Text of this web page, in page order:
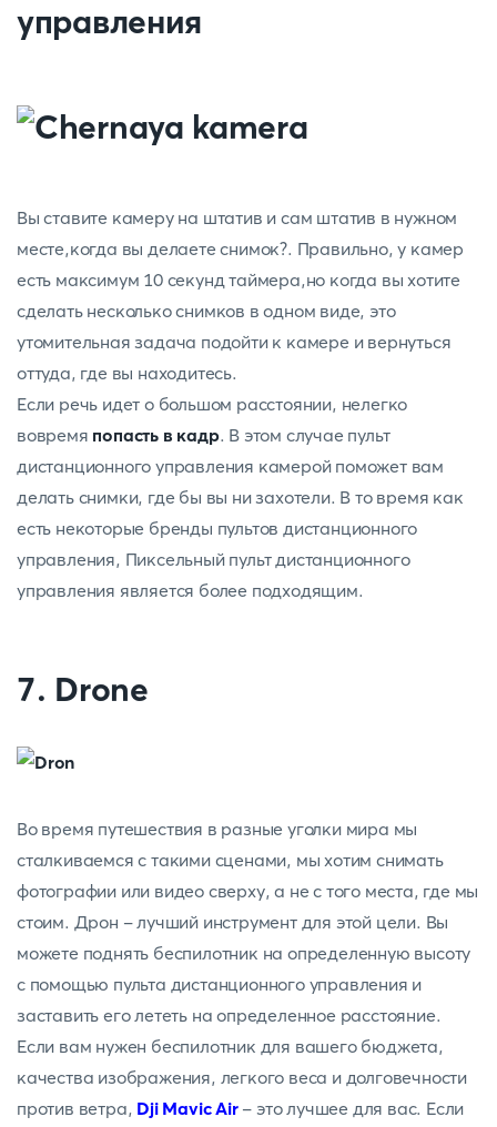
управления
Вы ставите камеру на штатив и сам штатив в нужном
месте,когда вы делаете снимок?. Правильно, у камер
есть максимум 10 секунд таймера,но когда вы хотите
сделать несколько снимков в одном виде, это
утомительная задача подойти к камере и вернуться
оттуда, где вы находитесь.
Если речь идет о большом расстоянии, нелегко
вовремя попасть в кадр. В этом случае пульт
дистанционного управления камерой поможет вам
делать снимки, где бы вы ни захотели. В то время как
есть некоторые бренды пультов дистанционного
управления, Пиксельный пульт дистанционного
управления является более подходящим.
7. Drone
Во время путешествия в разные уголки мира мы
сталкиваемся с такими сценами, мы хотим снимать
фотографии или видео сверху, а не с того места, где мы
стоим. Дрон - лучший инструмент для этой цели. Вы
можете поднять беспилотник на определенную высоту
с помощью пульта дистанционного управления и
заставить его лететь на определенное расстояние.
Если вам нужен беспилотник для вашего бюджета,
качества изображения, легкого веса и долговечности
против ветра, Dji Mavic Air - это лучшее для вас. Если